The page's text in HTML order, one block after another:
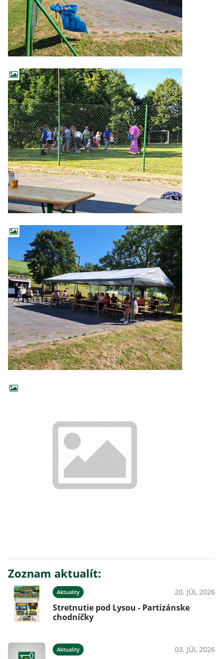
Zoznam aktualít:
Aktuality 20. JÚL 2026
Stretnutie pod Lysou - Partizánske
chodníčky
Aktuality 03. JÚL 2026